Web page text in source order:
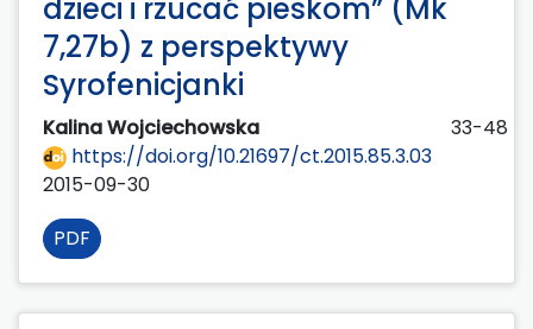
dzieci i rzucać pieskom” (Mk
7,27b) z perspektywy
Syrofenicjanki
Kalina Wojciechowska
33-48
https://doi.org/10.21697/ct.2015.85.3.03
2015-09-30
PDF